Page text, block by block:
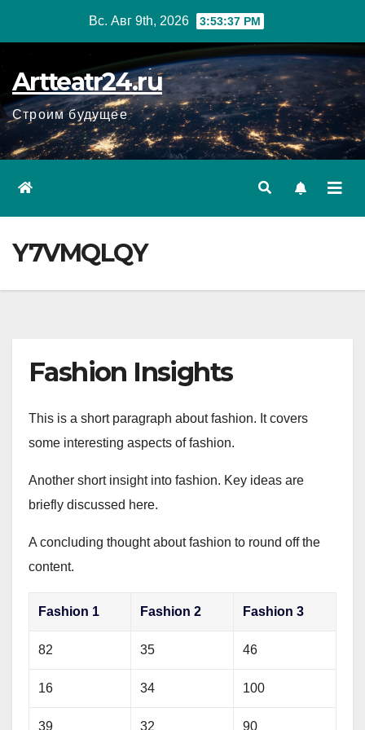
Вс. Авг 9th, 2026 3:53:38 PM
Artteatr24.ru
Строим будущее
Y7VMQLQY
Fashion Insights
This is a short paragraph about fashion. It covers
some interesting aspects of fashion.
Another short insight into fashion. Key ideas are
briefly discussed here.
A concluding thought about fashion to round off the
content.
Fashion 1 Fashion 2 Fashion 3
82 35 46
16 34 100
39 32 90